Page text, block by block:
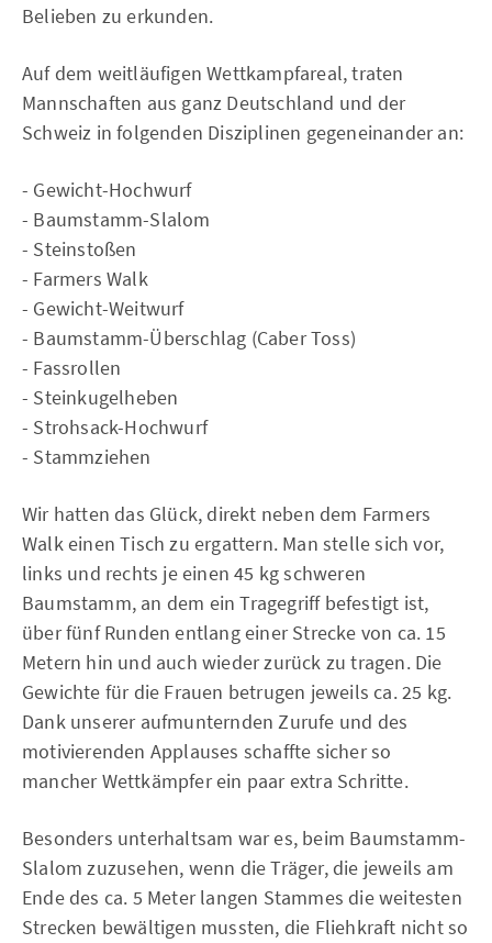
Belieben zu erkunden.
Auf dem weitläufigen Wettkampfareal, traten
Mannschaften aus ganz Deutschland und der
Schweiz in folgenden Disziplinen gegeneinander an:
- Gewicht-Hochwurf
- Baumstamm-Slalom
- Steinstoßen
- Farmers Walk
- Gewicht-Weitwurf
- Baumstamm-Überschlag (Caber Toss)
- Fassrollen
- Steinkugelheben
- Strohsack-Hochwurf
- Stammziehen
Wir hatten das Glück, direkt neben dem Farmers
Walk einen Tisch zu ergattern. Man stelle sich vor,
links und rechts je einen 45 kg schweren
Baumstamm, an dem ein Tragegriff befestigt ist,
über fünf Runden entlang einer Strecke von ca. 15
Metern hin und auch wieder zurück zu tragen. Die
Gewichte für die Frauen betrugen jeweils ca. 25 kg.
Dank unserer aufmunternden Zurufe und des
motivierenden Applauses schaffte sicher so
mancher Wettkämpfer ein paar extra Schritte.
Besonders unterhaltsam war es, beim Baumstamm-
Slalom zuzusehen, wenn die Träger, die jeweils am
Ende des ca. 5 Meter langen Stammes die weitesten
Strecken bewältigen mussten, die Fliehkraft nicht so